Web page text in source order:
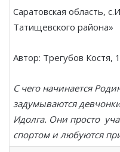
Саратовская область,
Татищевского района»
Автор: Трегубов Костя,
С чего начинается
задумываются
Идолга. Они просто
спортом и любуются